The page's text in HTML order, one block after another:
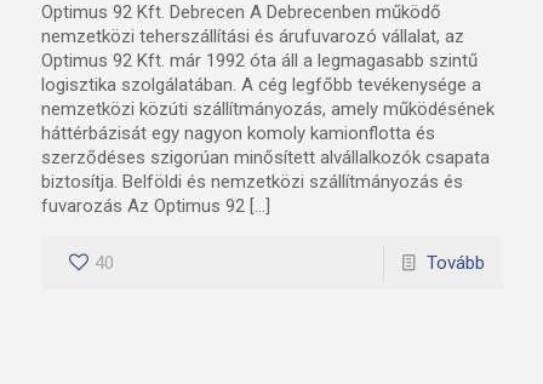
Optimus 92 Kft. Debrecen A Debrecenben működő
nemzetközi teherszállítási és árufuvarozó vállalat, az
Optimus 92 Kft. már 1992 óta áll a legmagasabb szintű
logisztika szolgálatában. A cég legfőbb tevékenysége a
nemzetközi közúti szállítmányozás, amely működésének
háttérbázisát egy nagyon komoly kamionflotta és
szerződéses szigorúan minősített alvállalkozók csapata
biztosítja. Belföldi és nemzetközi szállítmányozás és
fuvarozás Az Optimus 92 […]
40 Tovább